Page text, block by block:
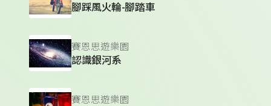
腳踩風火輪-腳踏車
賽恩思遊樂園
認識銀河系
賽恩思遊樂園